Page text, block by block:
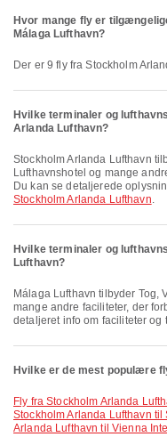
Hvor mange fly er
Málaga Lufthavn?
Der er 9 fly fra Stockholm
Hvilke terminaler og
Arlanda Lufthavn?
Stockholm Arlanda Lufthavn tilbyder Spisning, Klinik og apoteker,
Lufthavnshotel og mange
Du kan se detaljerede
Stockholm Arlanda Lufthavn.
Hvilke terminaler og
Lufthavn?
Málaga Lufthavn tilbyder Tog, Venteområde, Valutavekslingsservice og
mange andre faciliteter, der
detaljeret info om faciliteter og
Hvilke er de mest populære
fly fra Stockholm Arlanda
Stockholm Arlanda Lufthavn
Arlanda Lufthavn til Vienna